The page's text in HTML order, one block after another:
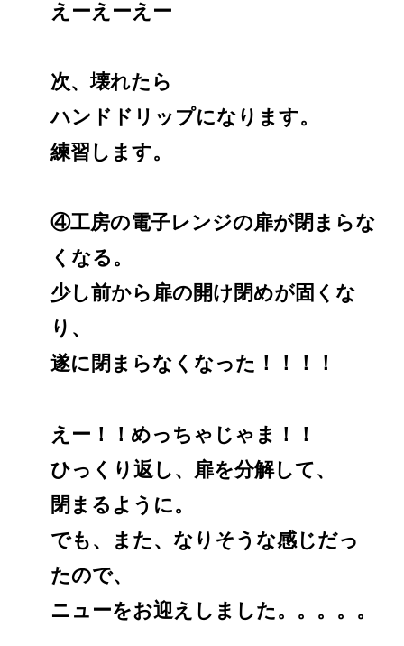
えーえーえー
次、壊れたら
ハンドドリップになります。
練習します。
④工房の電子レンジの扉が閉まらな
くなる。
少し前から扉の開け閉めが固くな
り、
遂に閉まらなくなった！！！！
えー！！めっちゃじゃま！！
ひっくり返し、扉を分解して、
閉まるように。
でも、また、なりそうな感じだっ
たので、
ニューをお迎えしました。。。。。